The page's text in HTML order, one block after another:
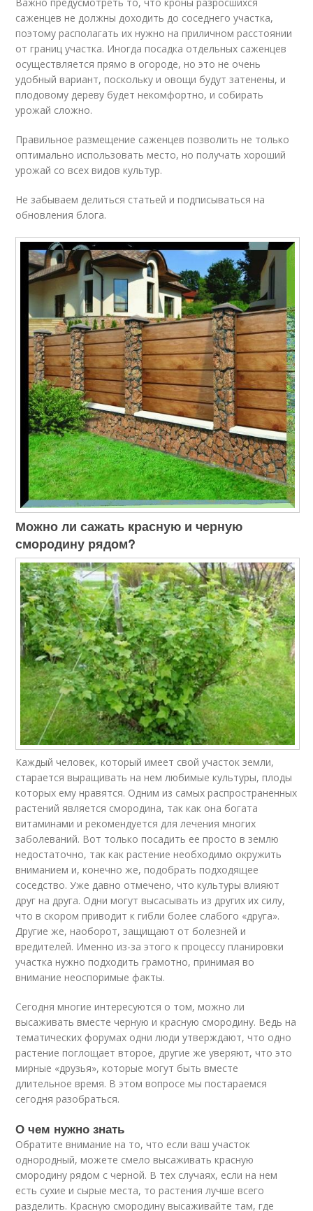
саженцев не должны доходить до соседнего участка,
поэтому располагать их нужно на приличном расстоянии
от границ участка. Иногда посадка отдельных саженцев
осуществляется прямо в огороде, но это не очень
удобный вариант, поскольку и овощи будут затенены, и
плодовому дереву будет некомфортно, и собирать
урожай сложно.
Правильное размещение саженцев позволить не только
оптимально использовать место, но получать хороший
урожай со всех видов культур.
Не забываем делиться статьей и подписываться на
обновления блога.
Можно ли сажать красную и черную
смородину рядом?
Каждый человек, который имеет свой участок земли,
старается выращивать на нем любимые культуры, плоды
которых ему нравятся. Одним из самых распространенных
растений является смородина, так как она богата
витаминами и рекомендуется для лечения многих
заболеваний. Вот только посадить ее просто в землю
недостаточно, так как растение необходимо окружить
вниманием и, конечно же, подобрать подходящее
соседство. Уже давно отмечено, что культуры влияют
друг на друга. Одни могут высасывать из других их силу,
что в скором приводит к гибли более слабого «друга».
Другие же, наоборот, защищают от болезней и
вредителей. Именно из-за этого к процессу планировки
участка нужно подходить грамотно, принимая во
внимание неоспоримые факты.
Сегодня многие интересуются о том, можно ли
высаживать вместе черную и красную смородину. Ведь на
тематических форумах одни люди утверждают, что одно
растение поглощает второе, другие же уверяют, что это
мирные «друзья», которые могут быть вместе
длительное время. В этом вопросе мы постараемся
сегодня разобраться.
О чем нужно знать
Обратите внимание на то, что если ваш участок
однородный, можете смело высаживать красную
смородину рядом с черной. В тех случаях, если на нем
есть сухие и сырые места, то растения лучше всего
разделить. Красную смородину высаживайте там, где